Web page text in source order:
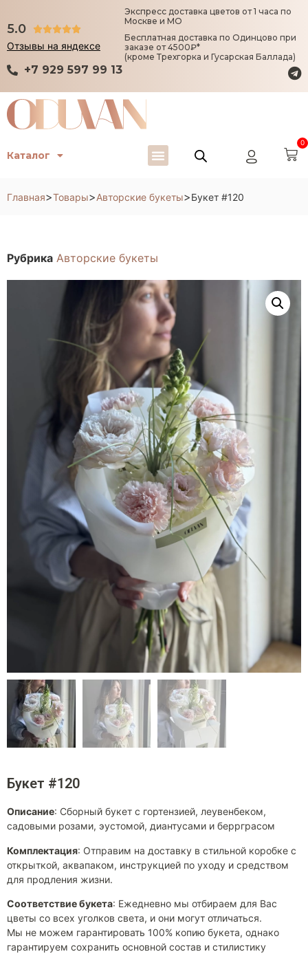
5.0 
Отзывы на яндексе
Экспресс доставка цветов от 1 часа по
Москве и МО
Бесплатная доставка по Одинцово при
заказе от 4500₽*
(кроме Трехгорка и Гусарская Баллада)
+7 929 597 99 13
Каталог
0
Главная>Товары>Авторские букеты>Букет #120
Рубрика Авторские букеты
Букет #120
Описание: Сборный букет с гортензией, леувенбеком,
садовыми розами, эустомой, диантусами и беррграсом
Комплектация: Отправим на доставку в стильной коробке с
открыткой, аквапаком, инструкцией по уходу и средством
для продления жизни.
Соответствие букета: Ежедневно мы отбираем для Вас
цветы со всех уголков света, и они могут отличаться.
Мы не можем гарантировать 100% копию букета, однако
гарантируем сохранить основной состав и стилистику